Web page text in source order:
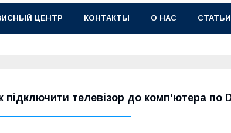
ЦЕНТР КОНТАКТЫ О НАС СТАТЬИ
підключити телевізор до комп'ютера по